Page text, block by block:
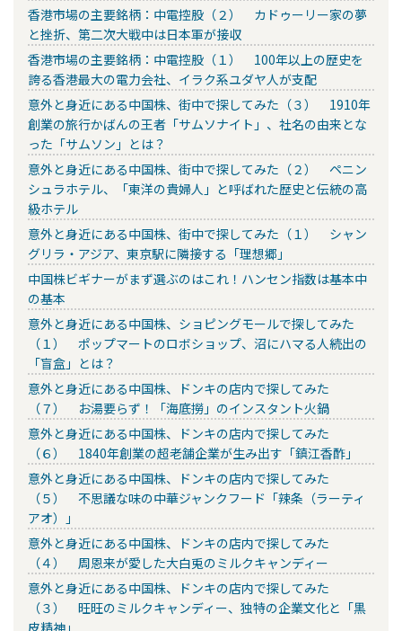
香港市場の主要銘柄：中電控股（２） カドゥーリー家の夢
と挫折、第二次大戦中は日本軍が接収
香港市場の主要銘柄：中電控股（１） 100年以上の歴史を
誇る香港最大の電力会社、イラク系ユダヤ人が支配
意外と身近にある中国株、街中で探してみた（３） 1910年
創業の旅行かばんの王者「サムソナイト」、社名の由来とな
った「サムソン」とは？
意外と身近にある中国株、街中で探してみた（２） ペニン
シュラホテル、「東洋の貴婦人」と呼ばれた歴史と伝統の高
級ホテル
意外と身近にある中国株、街中で探してみた（１） シャン
グリラ・アジア、東京駅に隣接する「理想郷」
中国株ビギナーがまず選ぶのはこれ！ハンセン指数は基本中
の基本
意外と身近にある中国株、ショピングモールで探してみた
（１） ポップマートのロボショップ、沼にハマる人続出の
「盲盒」とは？
意外と身近にある中国株、ドンキの店内で探してみた
（７） お湯要らず！「海底撈」のインスタント火鍋
意外と身近にある中国株、ドンキの店内で探してみた
（６） 1840年創業の超老舗企業が生み出す「鎮江香酢」
意外と身近にある中国株、ドンキの店内で探してみた
（５） 不思議な味の中華ジャンクフード「辣条（ラーティ
アオ）」
意外と身近にある中国株、ドンキの店内で探してみた
（４） 周恩来が愛した大白兎のミルクキャンディー
意外と身近にある中国株、ドンキの店内で探してみた
（３） 旺旺のミルクキャンディー、独特の企業文化と「黒